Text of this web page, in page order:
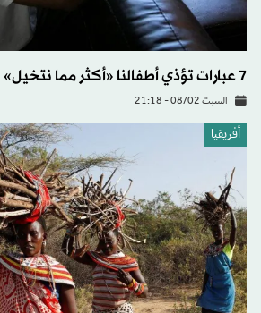
7 عبارات تؤذي أطفالنا «أكثر مما نتخيل»
السبت 08/02 - 21:18
أفريقيا